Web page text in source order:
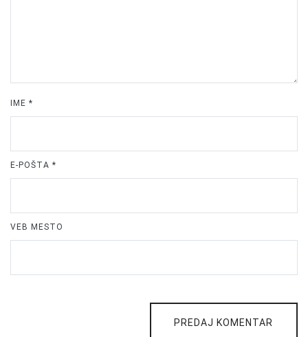
IME *
E-POŠTA *
VEB MESTO
PREDAJ KOMENTAR